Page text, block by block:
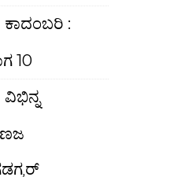
ಕಾದಂಬರಿ :
10
ವಿಭಿನ್ನ